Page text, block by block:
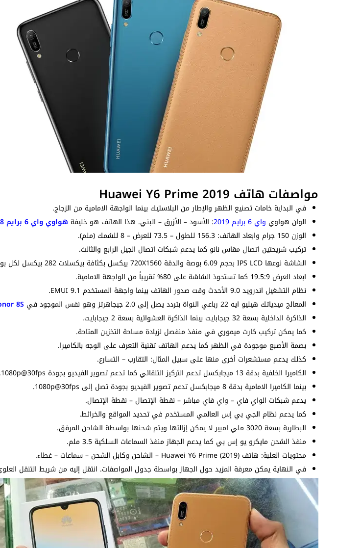
مواصفات هاتف Huawei Y6 Prime 2019
في البداية خامات تصنيع الظهر والإطار من البلاستيك بينما الواجهة الامامية من الزجاج.
الوان هواوي واي 6 برايم 2019 : الأسود – الأزرق – البني. هذا الهاتف هو خليفة هواوي واي 6 برايم 2018
الوزن 150 جرام وابعاد الهاتف: 156.3 للطول – 73.5 للعرض – 8 للسُمك (ملم).
تركيب شريحتين اتصال مقاس نانو كما يدعم شبكات اتصال الجيل الرابع والثالث.
الشاشة نوعها IPS LCD بحجم 6.09 بوصة والدقة 720X1560 بيكسل بكثافة بيكسلات 282 بيكسل لكل بوصة.
ابعاد العرض 19.5:9 كما تستحوذ الشاشة على 80% تقريباً من الواجهة الامامية.
نظام التشغيل اندرويد 9.0 الأحدث وقت صدور الهاتف بينما واجهة المستخدم EMUI 9.1.
المعالج ميدياتك هيليو ايه 22 رباعي النواة بتردد يصل إلى 2.0 جيجاهرتز وهو نفس الموجود في
8S
الذاكرة الداخلية بسعة 32 جيجابايت بينما الذاكرة العشوائية بسعة 2 جيجابايت.
كما يمكن تركيب كارت ميموري في منفذ منفصل لزيادة مساحة التخزين المتاحة.
بصمة الأصبع موجودة في الظهر كما يدعم الهاتف تقنية التعرف على الوجه بالكاميرا.
كذلك يدعم مستشعرات أخرى منها على سبيل المثال: التقارب – التسارع.
الكاميرا الخلفية بدقة 13 ميجابكسل تدعم التركيز التلقائي كما تدعم تصوير الفيديو بجودة 1080p@30fps.
بينما الكاميرا الامامية بدقة 8 ميجابكسل تدعم تصوير الفيديو بجودة تصل إلى 1080p@30fps.
يدعم شبكات الواي فاي – واي فاي مباشر – نقطة الإتصال – نقطة الإتصال.
كما يدعم نظام الجي بي إس العالمي المستخدم في تحديد المواقع والخرائط.
البطارية بسعة 3020 ملي امبير لا يمكن إزالتها ويتم شحنها بواسطة الشاحن المرفق.
منفذ الشحن مايكرو يو إس بي كما يدعم الجهاز منفذ السماعات السلكية 3.5 ملم.
محتويات العلبة: هاتف Huawei Y6 Prime (2019) – الشاحن وكابل الشحن – سماعات – غطاء.
في النهاية يمكن معرفة المزيد حول الجهاز بواسطة جدول المواصفات. انتقل إليه من شريط التنقل